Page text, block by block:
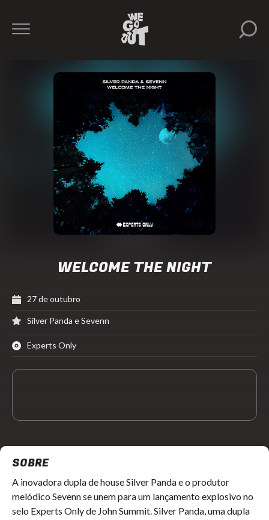
WELCOME THE NIGHT
27 de outubro
Silver Panda e Sevenn
Experts Only
SOBRE
A inovadora dupla de house Silver Panda e o produtor
melódico Sevenn se unem para um lançamento explosivo no
selo Experts Only de John Summit. Silver Panda, uma dupla